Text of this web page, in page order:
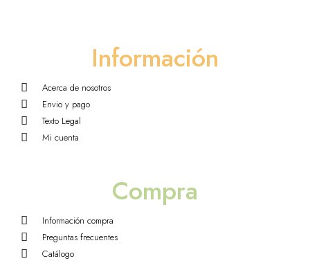
Información
Acerca de nosotros
Envio y pago
Texto Legal
Mi cuenta
Compra
Información compra
Preguntas frecuentes
Catálogo